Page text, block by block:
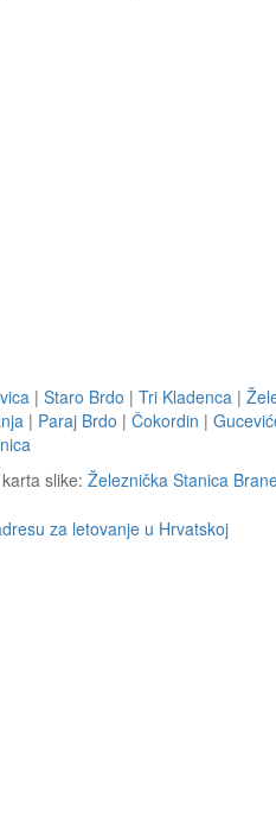
| Staro Brdo | Tri Kladenca |
| Paraj Brdo | Čokordin |
slike: Železnička Stanica
za letovanje u Hrvatskoj